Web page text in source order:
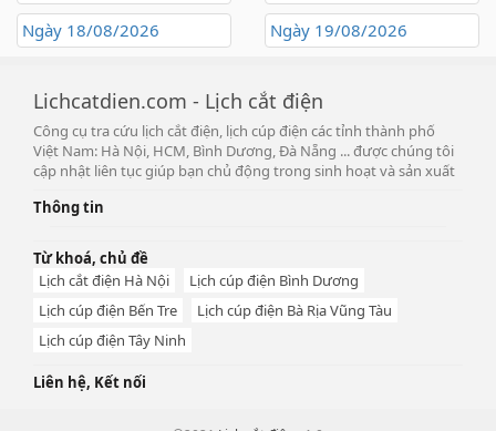
Ngày 18/08/2026
Ngày 19/08/2026
Lichcatdien.com - Lịch cắt điện
Công cụ tra cứu lịch cắt điện, lịch cúp điện các tỉnh thành phố
Việt Nam: Hà Nội, HCM, Bình Dương, Đà Nẵng ... được chúng tôi
cập nhật liên tục giúp bạn chủ động trong sinh hoạt và sản xuất
Thông tin
Từ khoá, chủ đề
Lịch cắt điện Hà Nội
Lịch cúp điện Bình Dương
Lịch cúp điện Bến Tre
Lịch cúp điện Bà Rịa Vũng Tàu
Lịch cúp điện Tây Ninh
Liên hệ, Kết nối